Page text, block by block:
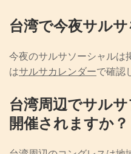
台湾で今夜サル
今夜のサルサソーシャルは
はサルサカレンダーで確認
台湾周辺でサル
開催されますか？